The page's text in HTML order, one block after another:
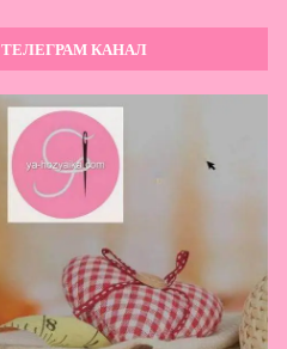
ТЕЛЕГРАМ КАНАЛ